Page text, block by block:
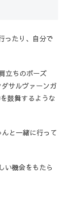
ったり、自分で
立ちのポーズ
サルヴァーンガ
鼓舞するような
と一緒に行って
い機会をもたら